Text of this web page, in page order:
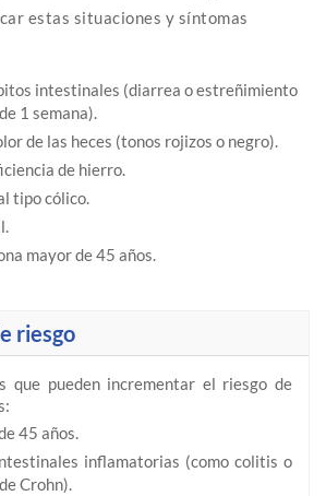
estas situaciones y síntomas
intestinales (diarrea o estreñimiento
1 semana).
de las heces (tonos rojizos o negro).
de hierro.
tipo cólico.
mayor de 45 años.
riesgo
que pueden incrementar el riesgo de
45 años.
inflamatorias (como colitis o
Crohn).